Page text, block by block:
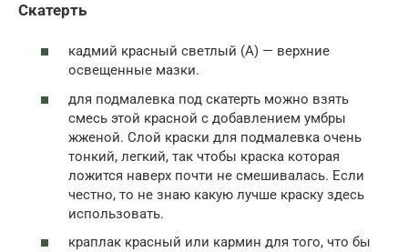
Скатерть
кадмий красный светлый (А) — верхние
освещенные мазки.
для подмалевка под скатерть можно взять
смесь этой красной с добавлением умбры
жженой. Слой краски для подмалевка очень
тонкий, легкий, так чтобы краска которая
ложится наверх почти не смешивалась. Если
честно, то не знаю какую лучше краску здесь
использовать.
краплак красный или кармин для того, что бы